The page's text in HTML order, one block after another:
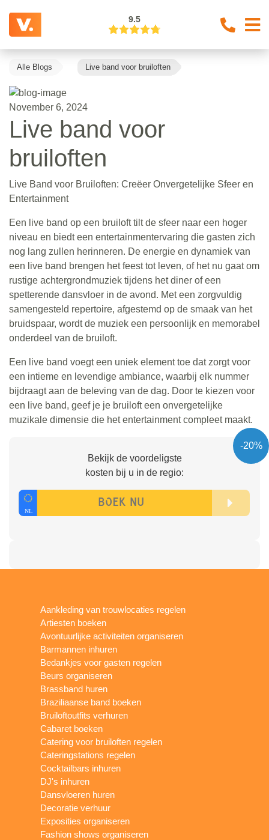
9.5
Alle Blogs Live band voor bruiloften
November 6, 2024
Live band voor
bruiloften
Live Band voor Bruiloften: Creëer Onvergetelijke Sfeer en
Entertainment
Een live band op een bruiloft tilt de sfeer naar een hoger
niveau en biedt een entertainmentervaring die gasten zich
nog lang zullen herinneren. De energie en dynamiek van
een live band brengen het feest tot leven, of het nu gaat om
rustige achtergrondmuziek tijdens het diner of een
spetterende dansvloer in de avond. Met een zorgvuldig
samengesteld repertoire, afgestemd op de smaak van het
bruidspaar, wordt de muziek een persoonlijk en memorabel
onderdeel van de bruiloft.
Een live band voegt een uniek element toe dat zorgt voor
een intieme en levendige ambiance, waarbij elk nummer
bijdraagt aan de beleving van de dag. Door te kiezen voor
een live band, geef je je bruiloft een onvergetelijke
muzikale dimensie die het entertainment compleet maakt.
-20%
Bekijk de voordeligste
kosten bij u in de regio:
Aankleding van trouwlocaties regelen
Artiesten boeken
Avontuurlijke activiteiten organiseren
Barmannen inhuren
Bedankjes voor gasten regelen
Beurs organiseren
Brassband huren
Braziliaanse band boeken
Bruiloftoutfits verhuren
Cabaret boeken
Catering voor bruiloften regelen
Cateringstations regelen
Cocktailbars inhuren
DJ's inhuren
Dansvloeren huren
Decoratie verhuur
Exposities organiseren
Fashion shows organiseren